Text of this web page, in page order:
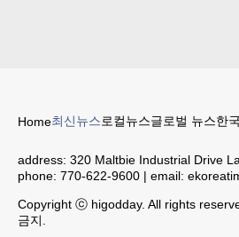
Home최신뉴스로컬뉴스글로벌 뉴스한
address: 320 Maltbie Industrial Drive
phone: 770-622-9600 | email:
Copyright ⓒ higodday. All rights
금지.